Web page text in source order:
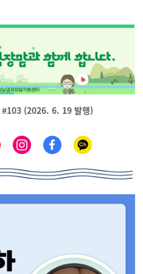
#103 (2026. 6. 19 발행)